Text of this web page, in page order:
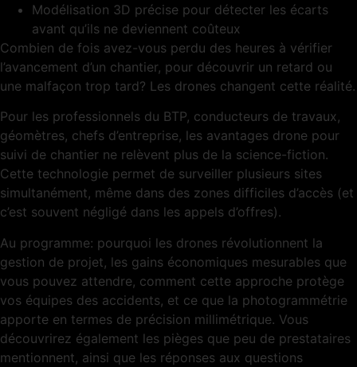
Modélisation 3D précise pour détecter les écarts
avant qu’ils ne deviennent coûteux
Combien de fois avez-vous perdu des heures à vérifier
l’avancement d’un chantier, pour découvrir un retard ou
une malfaçon trop tard? Les drones changent cette réalité.
Pour les professionnels du BTP, conducteurs de travaux,
géomètres, chefs d’entreprise, les avantages drone pour
suivi de chantier ne relèvent plus de la science-fiction.
Cette technologie permet de surveiller plusieurs sites
simultanément, même dans des zones difficiles d’accès (et
c’est souvent négligé dans les appels d’offres).
Au programme: pourquoi les drones révolutionnent la
gestion de projet, les gains économiques mesurables que
vous pouvez attendre, comment cette approche protège
vos équipes des accidents, et ce que la photogrammétrie
apporte en termes de précision millimétrique. Vous
découvrirez également les pièges que peu de prestataires
mentionnent, ainsi que les réponses aux questions